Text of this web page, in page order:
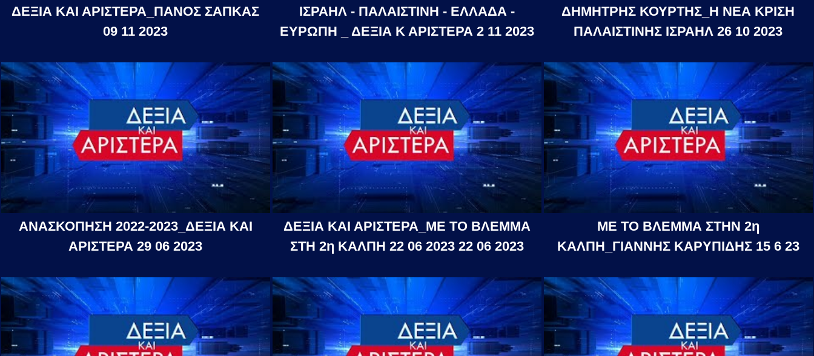
ΔΕΞΙΑ ΚΑΙ ΑΡΙΣΤΕΡΑ_ΠΑΝΟΣ ΣΑΠΚΑΣ
09 11 2023
ΙΣΡΑΗΛ - ΠΑΛΑΙΣΤΙΝΗ - ΕΛΛΑΔΑ -
ΕΥΡΩΠΗ _ ΔΕΞΙΑ Κ ΑΡΙΣΤΕΡΑ 2 11 2023
ΔΗΜΗΤΡΗΣ ΚΟΥΡΤΗΣ_Η ΝΕΑ ΚΡΙΣΗ
ΠΑΛΑΙΣΤΙΝΗΣ ΙΣΡΑΗΛ 26 10 2023
ΑΝΑΣΚΟΠΗΣΗ 2022-2023_ΔΕΞΙΑ ΚΑΙ
ΑΡΙΣΤΕΡΑ 29 06 2023
ΔΕΞΙΑ ΚΑΙ ΑΡΙΣΤΕΡΑ_ΜΕ ΤΟ ΒΛΕΜΜΑ
ΣΤΗ 2η ΚΑΛΠΗ 22 06 2023 22 06 2023
ΜΕ ΤΟ ΒΛΕΜΜΑ ΣΤΗΝ 2η
ΚΑΛΠΗ_ΓΙΑΝΝΗΣ ΚΑΡΥΠΙΔΗΣ 15 6 23